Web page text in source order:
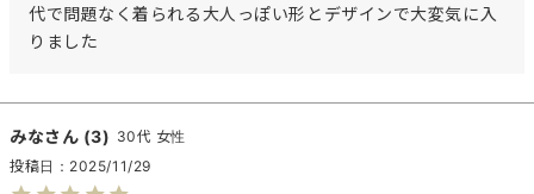
代で問題なく着られる大人っぽい形とデザインで大変気に入
りました
みな 3 30代 女性
投稿日
2025/11/29